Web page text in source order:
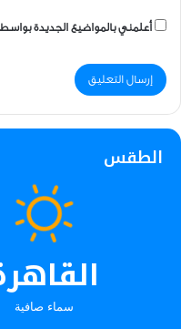
أعلمني بالمواضيع الجديدة بواسطة
الطقس
سماء صافية